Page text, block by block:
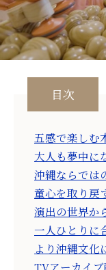
目次
五感で楽しむ
大人も夢中に
沖縄ならでは
童心を取り戻
演出の世界か
一人ひとりに
より沖縄文化
TVアーカイ